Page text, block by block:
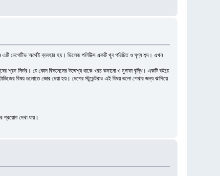
এটি নেগেটিভ অর্থেই ব্যবহার হয়। ভিলেজ পলিটিক্স একটি খুব পরিচিত ও ঘৃণ্য শব্দ। এখন
শ্রম নির্ভর। যে কোন বিসনেসের উদ্দেশ্য থাকে খরচ কমানো ও মুনাফা বৃদ্ধি। একটি বইয়ে
বিষয় গুলোতে জোর দেয়া হয়। দেশের স্টুডেন্টরাও এই বিষয় গুলো শেখার জন্য ঝাপিয়ে
প্রয়োগ দেখা যায়।